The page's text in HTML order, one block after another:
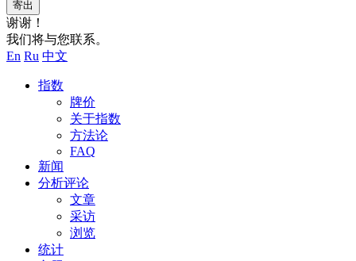
寄出
谢谢！
我们将与您联系。
En Ru 中文
指数
牌价
关于指数
方法论
FAQ
新闻
分析评论
文章
采访
浏览
统计